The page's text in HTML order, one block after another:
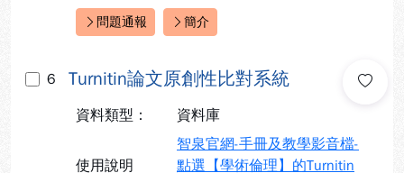
快速連結：
問題通報 簡介
6 Turnitin論文原創性比對系統
資料類型： 資料庫
使用說明
智泉官網-手冊及教學影音檔-
點選【學術倫理】的Turnitin